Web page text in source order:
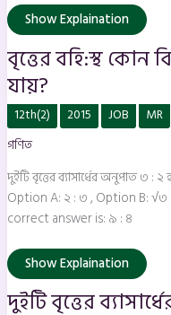
Show Explaination
বৃত্তের বহি:স্থ কোন
যায়?
12th(2) 2015 JOB MR
গণিত
দুইটি বৃত্তের ব্যাসার্ধের অনুপাত ৩
Option A: ২ : ৩ , Option B:
correct answer is: ৯ : ৪
দুইটি
বৃত্তের
ব্যাসার্ধের
অনুপাত
:
২
হলে,
বৃত্ত
দুইটির
অনুপাত
কত?
Show Explaination
দুইটি বৃত্তের